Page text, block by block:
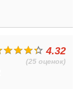
4.32
(25 оценок)